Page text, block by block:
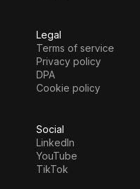
Legal
Terms of service
Privacy policy
DPA
Cookie policy
Social
LinkedIn
YouTube
TikTok